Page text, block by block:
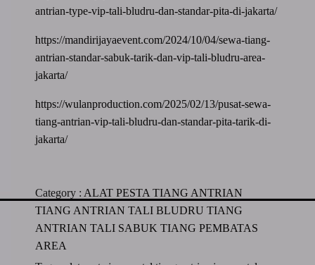
antrian-type-vip-tali-bludru-dan-standar-pita-di-jakarta/
https://mandirijayaevent.com/2024/10/04/sewa-tiang-
antrian-standar-sabuk-tarik-dan-vip-tali-bludru-area-
jakarta/
https://wulanproduction.com/2025/02/13/pusat-sewa-
tiang-antrian-vip-tali-bludru-dan-standar-pita-tarik-di-
jakarta/
Category : ALAT PESTATIANG ANTRIAN
TIANG ANTRIAN TALI BLUDRUTIANG
ANTRIAN TALI SABUKTIANG PEMBATAS
AREA